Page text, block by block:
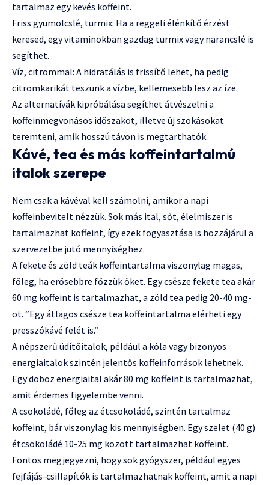
tartalmaz egy kevés koffeint.
Friss gyümölcslé, turmix: Ha a reggeli élénkítő érzést
keresed, egy vitaminokban gazdag turmix vagy narancslé is
segíthet.
Víz, citrommal: A hidratálás is frissítő lehet, ha pedig
citromkarikát teszünk a vízbe, kellemesebb lesz az íze.
Az alternatívák kipróbálása segíthet átvészelni a
koffeinmegvonásos időszakot, illetve új szokásokat
teremteni, amik hosszú távon is megtarthatók.
Kávé, tea és más koffeintartalmú
italok szerepe
Nem csak a kávéval kell számolni, amikor a napi
koffeinbevitelt nézzük. Sok más ital, sőt, élelmiszer is
tartalmazhat koffeint, így ezek fogyasztása is hozzájárul a
szervezetbe jutó mennyiséghez.
A fekete és zöld teák koffeintartalma viszonylag magas,
főleg, ha erősebbre főzzük őket. Egy csésze fekete tea akár
60 mg koffeint is tartalmazhat, a zöld tea pedig 20-40 mg-
ot. “Egy átlagos csésze tea koffeintartalma elérheti egy
presszókávé felét is.”
A népszerű üdítőitalok, például a kóla vagy bizonyos
energiaitalok szintén jelentős koffeinforrások lehetnek.
Egy doboz energiaital akár 80 mg koffeint is tartalmazhat,
amit érdemes figyelembe venni.
A csokoládé, főleg az étcsokoládé, szintén tartalmaz
koffeint, bár viszonylag kis mennyiségben. Egy szelet (40 g)
étcsokoládé 10-25 mg között tartalmazhat koffeint.
Fontos megjegyezni, hogy sok gyógyszer, például egyes
fejfájás-csillapítók is tartalmazhatnak koffeint, amit a napi